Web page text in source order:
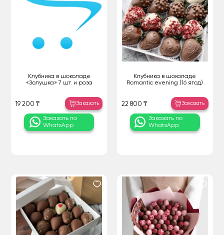
Клубника в шоколаде
«Золушка» 7 шт. и роза
19 200 ₸ Заказать
Заказать по
WhatsApp
Клубника в шоколаде
Romantic evening (16 ягод)
22 800 ₸ Заказать
Заказать по
WhatsApp